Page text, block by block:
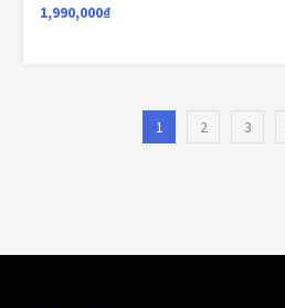
1,990,000₫
1 2 3